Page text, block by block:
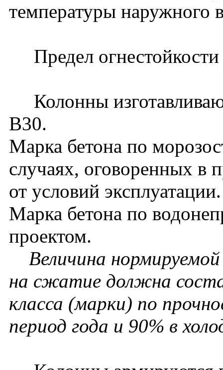
температуры наружного
Предел огнестойкости
Колонны
В30.
Марка бетона по
случаях, оговоренных в
от условий эксплуатации.
Марка бетона по
проектом.
Величина
на сжатие должна
класса (марки) по
период года и 90% в